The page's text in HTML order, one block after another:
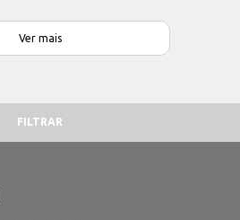
Ver mais
FILTRAR